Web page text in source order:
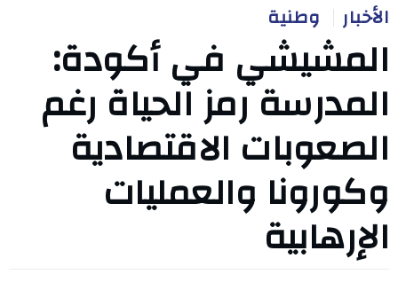
الأخبار وطنية
المشيشي في أكودة:
المدرسة رمز الحياة رغم
الصعوبات الاقتصادية
وكورونا والعمليات
الإرهابية